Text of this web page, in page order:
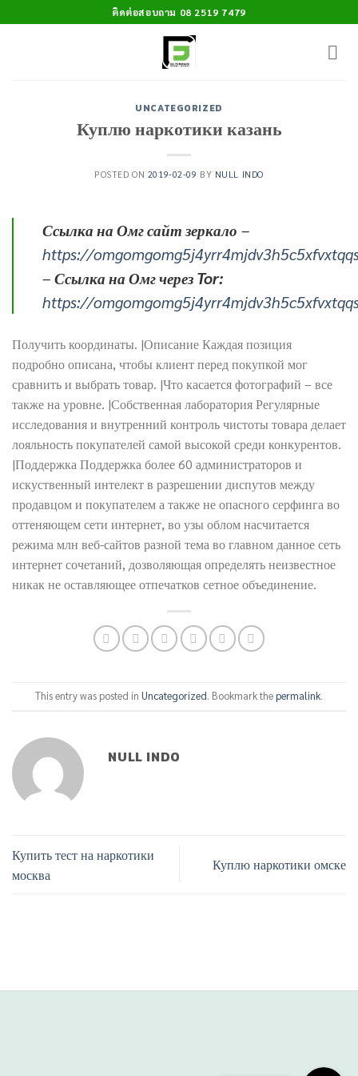
to
ติดต่อสอบถาม 08 2519 7479
UNCATEGORIZED
Куплю наркотики казань
POSTED ON 2019-02-09 BY NULL INDO
Ссылка на Омг сайт зеркало –
https://
– Ссылка на Омг через Tor:
https://
Получить координаты. |Описание Каждая позиция
подробно описана, чтобы клиент перед покупкой мог
сравнить и выбрать товар. |Что касается фотографий – все
также на уровне. |Собственная лаборатория Регулярные
исследования и внутренний контроль чистоты товара делает
лояльность покупателей самой высокой среди конкурентов.
|Поддержка Поддержка более 60 администраторов и
искуственный интелект в разрешении диспутов между
продавцом и покупателем а также не опасного серфинга во
оттеняющем сети интернет, во узы облом насчитается
режима млн веб-сайтов разной тема во главном данное сеть
интернет сочетаний, дозволяющая определять неизвестное
никак не оставляющее отпечатков сетное объединение.
This entry was posted in Uncategorized. Bookmark thepermalink.
NULL INDO
Купить тест на наркотики
москва
Куплю наркотики омске